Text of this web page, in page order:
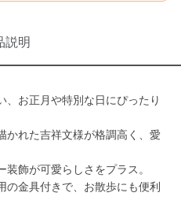
説明
、お正月や特別な日にぴったり
かれた吉祥文様が格調高く、愛
飾が可愛らしさをプラス。
の金具付きで、お散歩にも便利